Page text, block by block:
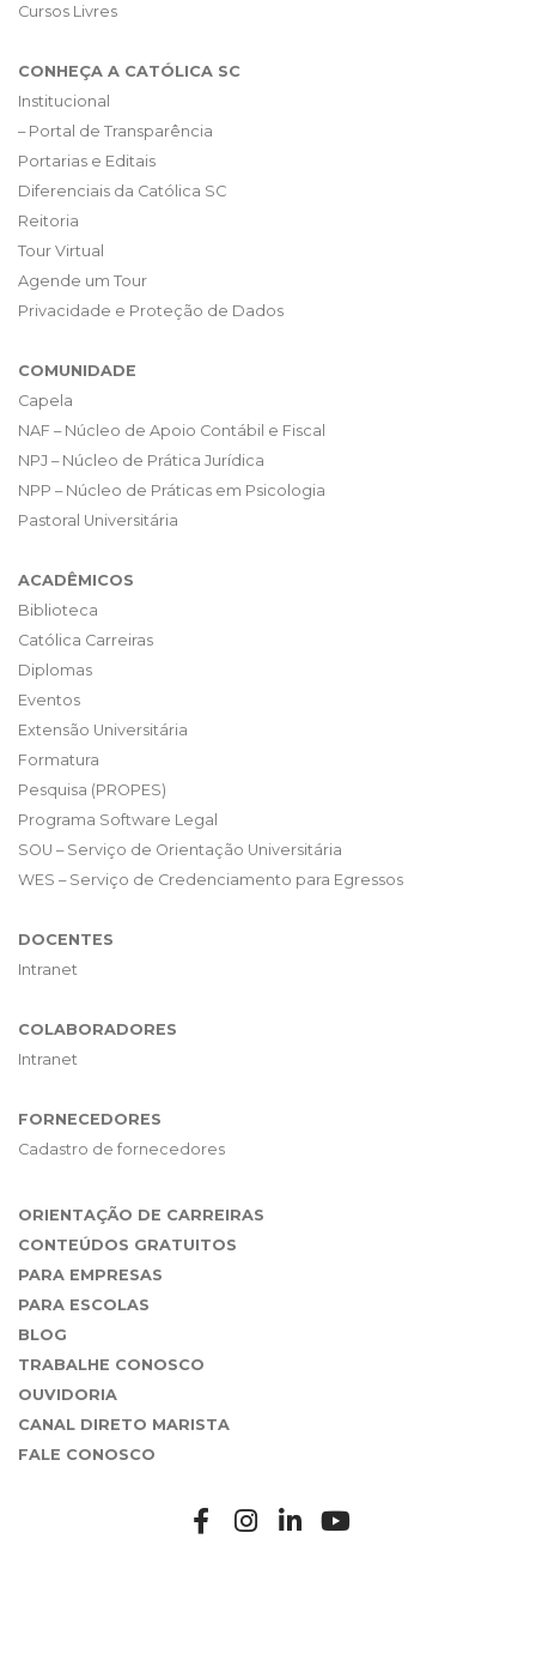
Cursos Livres
CONHEÇA A CATÓLICA SC
Institucional
– Portal de Transparência
Portarias e Editais
Diferenciais da Católica SC
Reitoria
Tour Virtual
Agende um Tour
Privacidade e Proteção de Dados
COMUNIDADE
Capela
NAF – Núcleo de Apoio Contábil e Fiscal
NPJ – Núcleo de Prática Jurídica
NPP – Núcleo de Práticas em Psicologia
Pastoral Universitária
ACADÊMICOS
Biblioteca
Católica Carreiras
Diplomas
Eventos
Extensão Universitária
Formatura
Pesquisa (PROPES)
Programa Software Legal
SOU – Serviço de Orientação Universitária
WES – Serviço de Credenciamento para Egressos
DOCENTES
Intranet
COLABORADORES
Intranet
FORNECEDORES
Cadastro de fornecedores
ORIENTAÇÃO DE CARREIRAS
CONTEÚDOS GRATUITOS
PARA EMPRESAS
PARA ESCOLAS
BLOG
TRABALHE CONOSCO
OUVIDORIA
CANAL DIRETO MARISTA
FALE CONOSCO